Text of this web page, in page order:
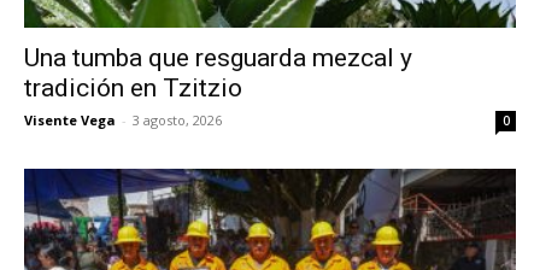
Una tumba que resguarda mezcal y
tradición en Tzitzio
Visente Vega - 3 agosto, 2026 0